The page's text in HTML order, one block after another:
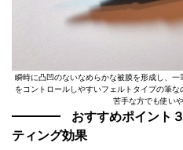
瞬時に凸凹のないなめらかな被膜を形成し、
をコントロールしやすいフェルトタイプの筆
苦手な方でも使い
おすすめポイント
ティング効果